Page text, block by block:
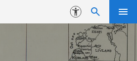
Juurdepääsetavus